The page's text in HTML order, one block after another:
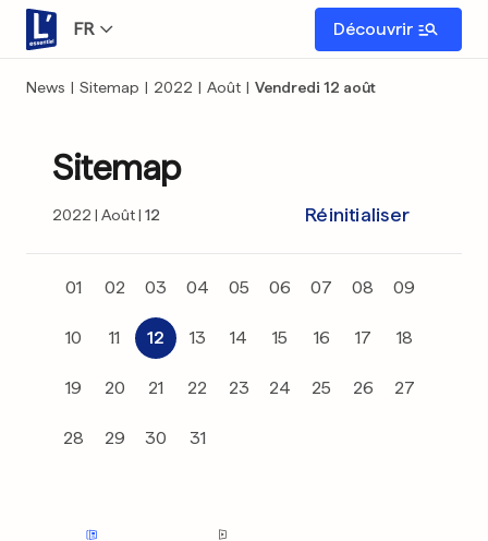
FR Découvrir
News | Sitemap | 2022 | Août | Vendredi 12 août
Sitemap
2022 Août 12 Réinitialiser
01 02 03 04 05 06 07 08 09
10 11 12 13 14 15 16 17 18
19 20 21 22 23 24 25 26 27
28 29 30 31